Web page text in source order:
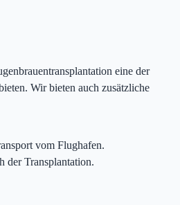
eine der
Wir bieten auch zusätzliche
vom Flughafen.
der Transplantation.